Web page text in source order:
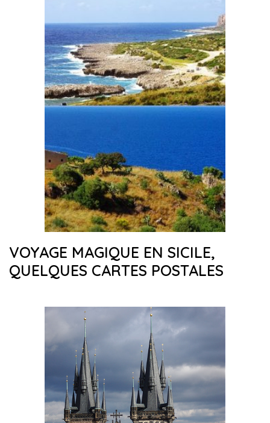
VOYAGE MAGIQUE EN SICILE,
QUELQUES CARTES POSTALES